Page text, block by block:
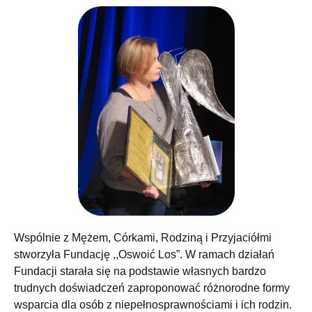
Wspólnie z Mężem, Córkami, Rodziną i Przyjaciółmi
stworzyła Fundację ,,Oswoić Los”. W ramach działań
Fundacji starała się na podstawie własnych bardzo
trudnych doświadczeń zaproponować różnorodne formy
wsparcia dla osób z niepełnosprawnościami i ich rodzin.